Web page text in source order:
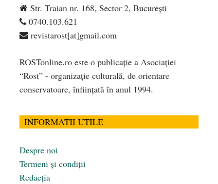
Str. Traian nr. 168, Sector 2, București
0740.103.621
revistarost[at]gmail.com
ROSTonline.ro este o publicaţie a Asociaţiei
“Rost” - organizaţie culturală, de orientare
conservatoare, înfiinţată în anul 1994.
INFORMATII UTILE
Despre noi
Termeni și condiții
Redacția